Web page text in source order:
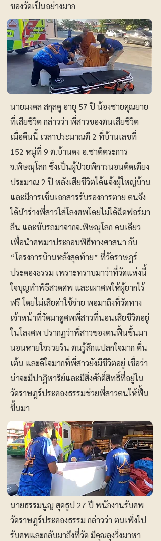
ของวัดเป็นอย่างมาก
นายมงคล สกุลคู อายุ 57 ปี น้องชายคุณยาย
ที่เสียชีวิต กล่าวว่า พี่สาวของตนเสียชีวิต
เมื่อคืนนี้ เวลาประมาณตี 2 ที่บ้านเลขที่
152 หมู่ที่ 9 ต.บ้านดง อ.ชาติตระการ
จ.พิษณุโลก ซึ่งเป็นผู้ป่วยพิการนอนติดเตียง
ประมาณ 2 ปี หลังเสียชีวิตได้แจ้งผู้ใหญ่บ้าน
และมีการเซ็นเอกสารรับรองการตาย ตนจึง
ได้นำร่างพี่สาวใส่โลงศพโดยไม่ได้ฉีดฟอร์มา
ลีน และขับรถมาจากจ.พิษณุโลก คนเดียว
เพื่อนำศพมาประกอบพิธีทางศาสนา กับ
“โครงการบ้านหลังสุดท้าย” ที่วัดราษฎร์
ประคองธรรม เพราะทราบมาว่าที่วัดแห่งนี้
ใจบุญทำพิธีสวดศพ และเผาศพให้ผู้ยากไร้
ฟรี โดยไม่เสียค่าใช้จ่าย พอมาถึงที่วัดทาง
เจ้าหน้าที่วัดมาดูศพพี่สาวที่นอนเสียชีวิตอยู่
ในโลงศพ ปรากฏว่าพี่สาวของตนฟื้นขึ้นมา
นอนหายใจรวยริน ตนรู้สึกแปลกใจมาก ตื่น
เต้น และดีใจมากที่พี่สาวยังมีชีวิตอยู่ เชื่อว่า
น่าจะมีปาฏิหาริย์และมีสิ่งศักดิ์สิทธิ์ที่อยู่ใน
วัดราษฎร์ประคองธรรมช่วยพี่สาวตนให้ฟื้น
ขึ้นมา
นายธรรมนูญ สุดธูป 27 ปี พนักงานรับศพ
วัดราษฎร์ประคองธรรม กล่าวว่า ตนเพิ่งไป
รับศพและกลับมาถึงที่วัด มีคุณลุงวิ่งมาหา